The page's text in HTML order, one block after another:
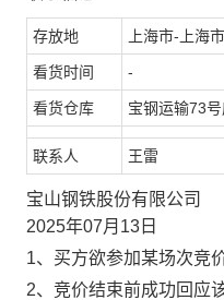
存放地 上海市-上海市
看货时间 -
看货仓库 宝钢运输73号
联系人 王雷
宝山钢铁股份有限公司
2025年07月13日
1、买方欲参加某场次竞
2、竞价结束前成功回应